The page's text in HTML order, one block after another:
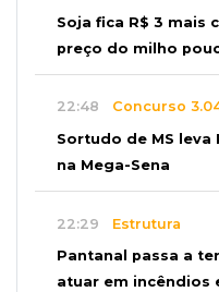
Soja fica R$ 3 mais
preço do milho
22:48 Concurso
Sortudo de MS leva
na Mega-Sena
22:29 Estrutura
Pantanal passa a
atuar em incêndios